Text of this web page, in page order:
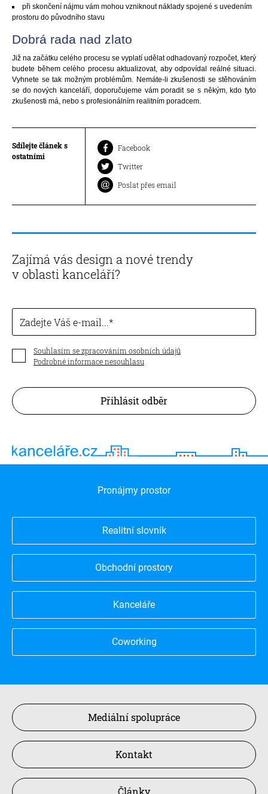
při skončení nájmu vám mohou vzniknout náklady spojené s uvedením
prostoru do původního stavu
Dobrá rada nad zlato
Již na začátku celého procesu se vyplatí udělat odhadovaný rozpočet, který
budete během celého procesu aktualizovat, aby odpovídal reálné situaci.
Vyhnete se tak možným problémům. Nemáte-li zkušenosti se stěhováním
se do nových kanceláří, doporučujeme vám poradit se s někým, kdo tyto
zkušenosti má, nebo s profesionálním realitním poradcem.
Sdílejte článek s
ostatními
Facebook
Twitter
Poslat přes email
Zajímá vás design a nové trendy
v oblasti kanceláří?
Zadejte Váš e-mail...
Souhlasím se zpracováním osobních údajů
Podrobné informace nesouhlasu
Přihlásit odběr
Pronájmy prostor
Realitní slovník
Obchodní prostory
Kanceláře
Coworking
Mediální spolupráce
Kontakt
Články